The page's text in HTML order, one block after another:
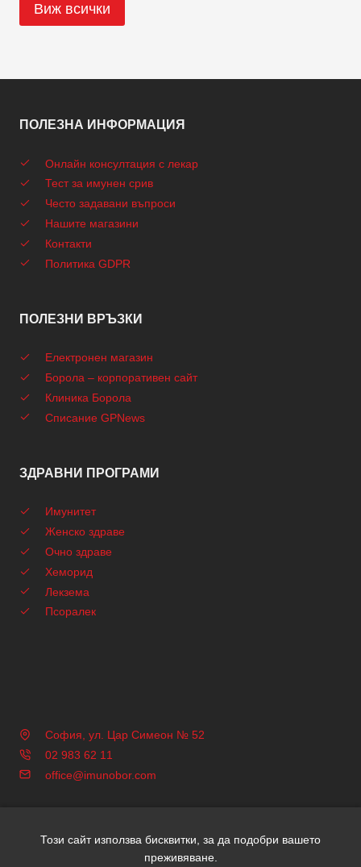
Виж всички
ПОЛЕЗНА ИНФОРМАЦИЯ
Онлайн консултация с лекар
Тест за имунен срив
Често задавани въпроси
Нашите магазини
Контакти
Политика GDPR
ПОЛЕЗНИ ВРЪЗКИ
Електронен магазин
Борола – корпоративен сайт
Клиника Борола
Списание GPNews
ЗДРАВНИ ПРОГРАМИ
Имунитет
Женско здраве
Очно здраве
Хеморид
Лекзема
Псоралек
София, ул. Цар Симеон № 52
02 983 62 11
office@imunobor.com
Copyright © 2026 Имунобор | Всички права запазени | Уеб
Този сайт използва бисквитки, за да подобри вашето
преживяване.